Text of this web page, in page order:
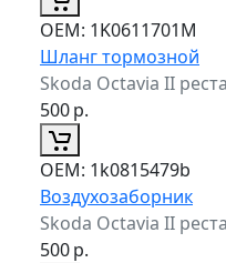
ОЕМ: 1K0611701M
Шланг тормозной
Skoda Octavia II
500р.
ОЕМ: 1k0815479b
Воздухозаборник
Skoda Octavia II
500р.